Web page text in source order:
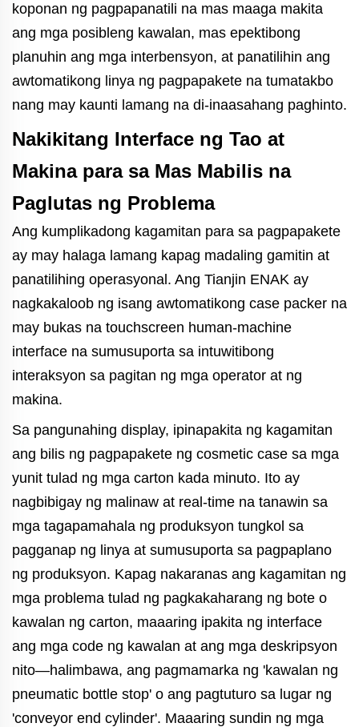
koponan ng pagpapanatili na mas maaga makita
ang mga posibleng kawalan, mas epektibong
planuhin ang mga interbensyon, at panatilihin ang
awtomatikong linya ng pagpapakete na tumatakbo
nang may kaunti lamang na di-inaasahang paghinto.
Nakikitang Interface ng Tao at
Makina para sa Mas Mabilis na
Paglutas ng Problema
Ang kumplikadong kagamitan para sa pagpapakete
ay may halaga lamang kapag madaling gamitin at
panatilihing operasyonal. Ang Tianjin ENAK ay
nagkakaloob ng isang awtomatikong case packer na
may bukas na touchscreen human-machine
interface na sumusuporta sa intuwitibong
interaksyon sa pagitan ng mga operator at ng
makina.
Sa pangunahing display, ipinapakita ng kagamitan
ang bilis ng pagpapakete ng cosmetic case sa mga
yunit tulad ng mga carton kada minuto. Ito ay
nagbibigay ng malinaw at real-time na tanawin sa
mga tagapamahala ng produksyon tungkol sa
pagganap ng linya at sumusuporta sa pagpaplano
ng produksyon. Kapag nakaranas ang kagamitan ng
mga problema tulad ng pagkakaharang ng bote o
kawalan ng carton, maaaring ipakita ng interface
ang mga code ng kawalan at ang mga deskripsyon
nito—halimbawa, ang pagmamarka ng 'kawalan ng
pneumatic bottle stop' o ang pagtuturo sa lugar ng
'conveyor end cylinder'. Maaaring sundin ng mga